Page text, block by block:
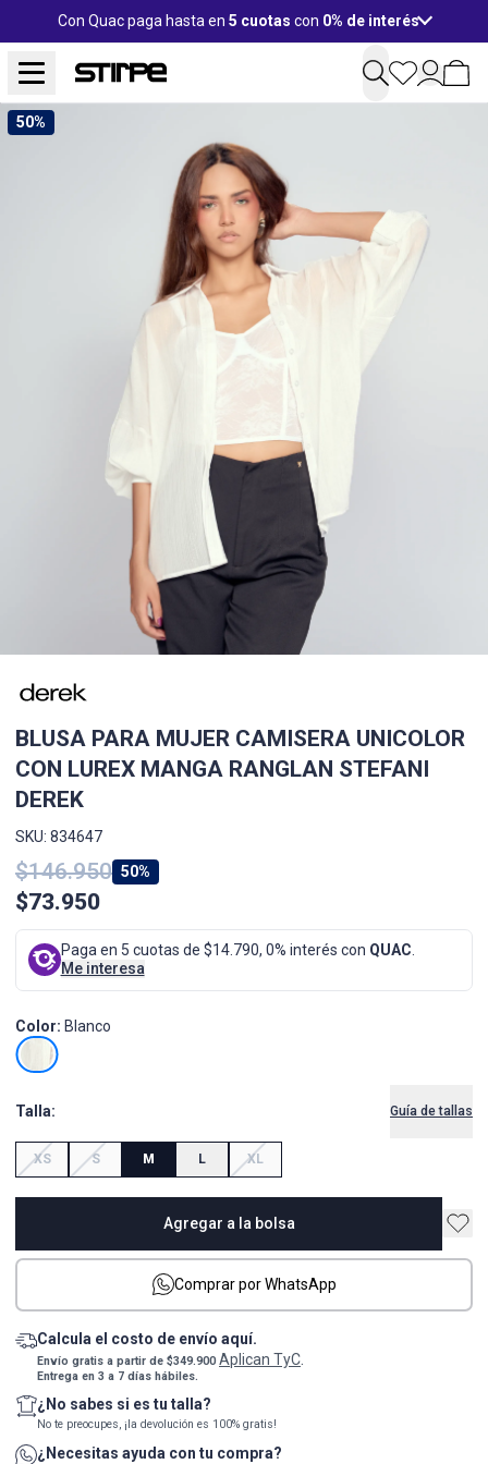
Con Quac paga hasta en 5 cuotas con 0% de interés
50%
BLUSA PARA MUJER CAMISERA UNICOLOR
CON LUREX MANGA RANGLAN STEFANI
DEREK
SKU: 834647
$146.950 50%
$73.950
Paga en 5 cuotas de $14.790, 0% interés con QUAC
Me interesa
Color: Blanco
Talla: Guía de tallas
XS S M L XL
Agregar a la bolsa
Comprar por WhatsApp
Calcula el costo de envío aquí.
Envío gratis a partir de $349.900Aplican TyC.
Entrega en 3 a 7 días hábiles.
¿No sabes si es tu talla?
No te preocupes, ¡la devolución es 100% gratis!
¿Necesitas ayuda con tu compra?